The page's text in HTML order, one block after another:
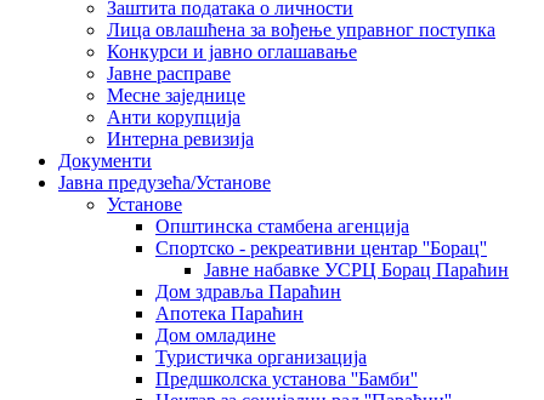
Заштита података о личности
Лица овлашћена за вођење управног поступка
Конкурси и јавно оглашавање
Јавне расправе
Месне заједнице
Анти корупција
Интерна ревизија
Документи
Јавна предузећа/Установе
Установе
Општинскa стамбенa агенцијa
Спортско - рекреативни центар ''Борац''
Јавне набавке УСРЦ Борац Параћин
Дом здравља Параћин
Апотека Параћин
Дом омладине
Туристичка организација
Предшколска установа ''Бамби''